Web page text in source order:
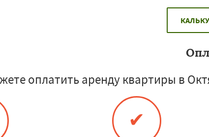
оплатить аренду квартиры в
✔